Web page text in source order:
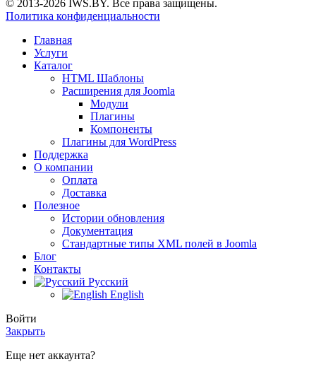
© 2013-2026 IWS.BY. Все права защищены.
Политика конфиденциальности
Главная
Услуги
Каталог
HTML Шаблоны
Расширения для Joomla
Модули
Плагины
Компоненты
Плагины для WordPress
Поддержка
О компании
Оплата
Доставка
Полезное
Истории обновления
Документация
Стандартные типы XML полей в Joomla
Блог
Контакты
Русский
English
Войти
Закрыть
Еще нет аккаунта?